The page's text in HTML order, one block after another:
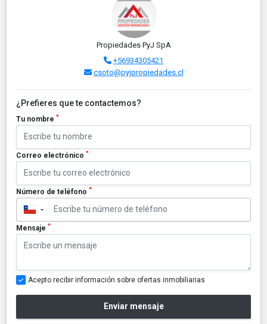
Propiedades PyJ SpA
+56934305421
csoto@pyjpropiedades.cl
¿Prefieres que te contactemos?
Tu nombre *
Correo electrónico *
Número de teléfono *
▼
Mensaje *
Acepto recibir información sobre ofertas inmobiliarias
Enviar mensaje